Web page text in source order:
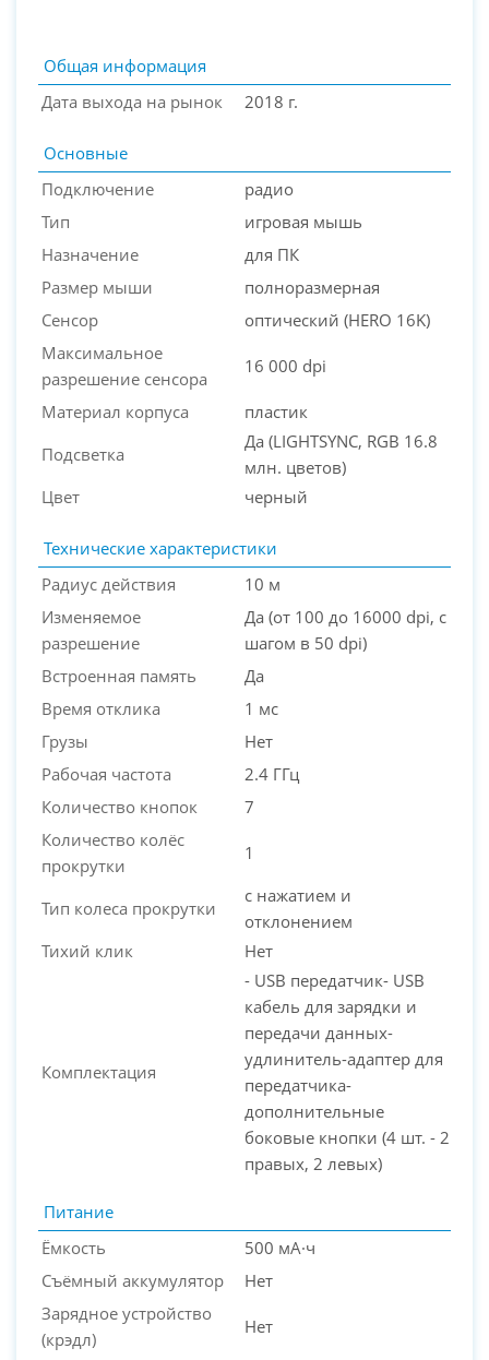
Общая информация
Дата выхода на рынок
2018 г.
Основные
Подключение
радио
Тип
игровая мышь
Назначение
для ПК
Размер мыши
полноразмерная
Сенсор
оптический (HERO 16K)
Максимальное
разрешение сенсора
16 000 dpi
Материал корпуса
пластик
Подсветка
Да (LIGHTSYNC, RGB 16.8
млн. цветов)
Цвет
черный
Технические характеристики
Радиус действия
10 м
Изменяемое
разрешение
Да (от 100 до 16000 dpi, с
шагом в 50 dpi)
Встроенная память
Да
Время отклика
1 мс
Грузы
Нет
Рабочая частота
2.4 ГГц
Количество кнопок
7
Количество колёс
прокрутки
1
Тип колеса прокрутки
с нажатием и
отклонением
Тихий клик
Нет
Комплектация
- USB передатчик- USB
кабель для зарядки и
передачи данных-
удлинитель-адаптер для
передатчика-
дополнительные
боковые кнопки (4 шт. - 2
правых, 2 левых)
Питание
Ёмкость
500 мА·ч
Cъёмный аккумулятор
Нет
Зарядное устройство
(крэдл)
Нет